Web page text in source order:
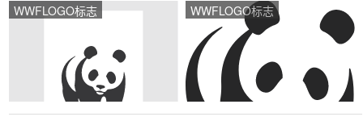
WWFLOGO标志 WWFLOGO标志